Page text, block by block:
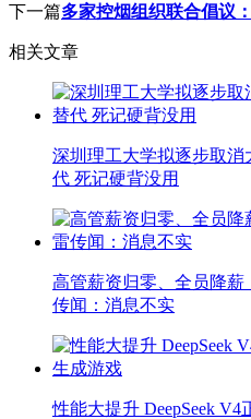
下一篇多家控烟组织联合倡议
相关文章
深圳理工大学拟逐步取
代 死记硬背没用
高管薪资归零、全员降
传闻：消息不实
性能大提升 DeepSeek